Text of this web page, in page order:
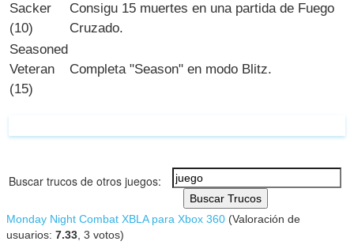
Sacker
(10)
Consigu 15 muertes en una partida de Fuego
Cruzado.
Seasoned
Veteran
(15)
Completa "Season" en modo Blitz.
Buscar trucos de otros juegos:
Buscar Trucos
Monday Night Combat XBLA para Xbox 360 (Valoración de
usuarios:7.33,3 votos)